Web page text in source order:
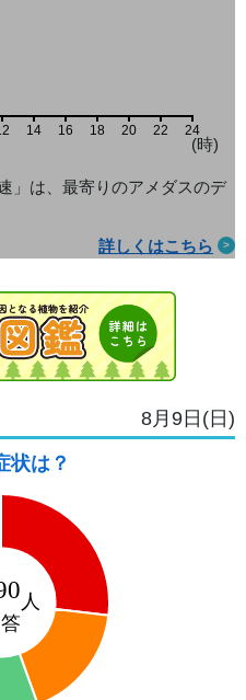
14 16 18 20 22 24
(時)
」は、最寄りのアメダスのデ
詳しくはこちら
8月9日(日)
状は？